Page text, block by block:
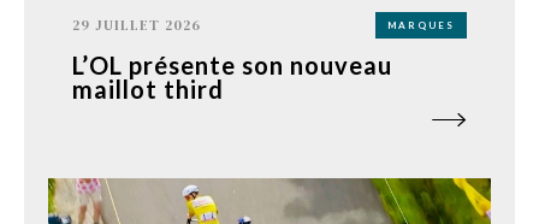
29 JUILLET 2026 MARQUES
L’OL présente son nouveau
maillot third